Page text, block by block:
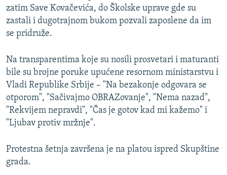
zatim Save Kovačevića, do Školske uprave gde su
zastali i dugotrajnom bukom pozvali zaposlene da im
se pridruže.
Na transparentima koje su nosili prosvetari i maturanti
bile su brojne poruke upućene resornom ministarstvu i
Vladi Republike Srbije – "Na bezakonje odgovara se
otporom", "Sačivajmo OBRAZovanje", "Nema nazad",
"Rekvijem nepravdi", "Čas je gotov kad mi kažemo" i
"Ljubav protiv mržnje".
Protestna šetnja završena je na platou ispred Skupštine
grada.